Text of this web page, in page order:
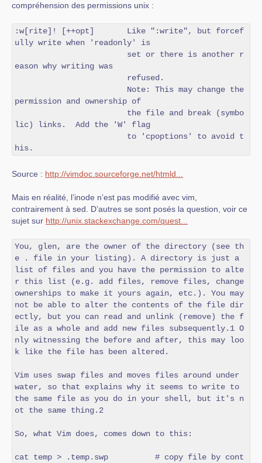
compréhension des permissions unix :
:w[rite]! [++opt]       Like ":write", but forcef
ully write when 'readonly' is
eason why writing was
permission and ownership of
lic) links.  Add the 'W' flag
his.
Source : http://vimdoc.sourceforge.net/htmld...
Mais en réalité, l’inode n’est pas modifié avec vim,
contrairement à sed. D’autres se sont posés la question, voir ce
sujet sur http://unix.stackexchange.com/quest...
You, glen, are the owner of the directory (see th
e . file in your listing). A directory is just a
list of files and you have the permission to alte
r this list (e.g. add files, remove files, change
ownerships to make it yours again, etc.). You may
not be able to alter the contents of the file dir
ectly, but you can read and unlink (remove) the f
ile as a whole and add new files subsequently.1 O
nly witnessing the before and after, this may loo
k like the file has been altered.
Vim uses swap files and moves files around under
water, so that explains why it seems to write to
the same file as you do in your shell, but it's n
ot the same thing.2
So, what Vim does, comes down to this:
cat temp > .temp.swp          # copy file by cont